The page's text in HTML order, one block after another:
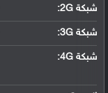
شبكة 2G:
شبكة 3G :
شبكة 4G :